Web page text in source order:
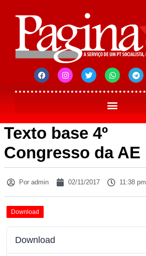
Texto base 4º
Congresso da AE
Por admin 02/11/2017 11:38 pm
Download
Download